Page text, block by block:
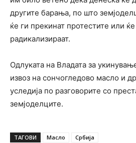
другите барања, по што
ќе ги прекинат протестите или
радикализираат.
Одлуката на Владата за
извоз на сончогледово масло и
уследија по разговорите со
земјоделците.
ТАГОВИ Масло Србија